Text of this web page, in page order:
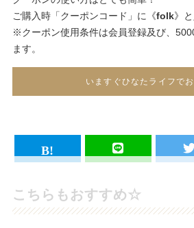
ご購入時「クーポンコード」に《folk》
※クーポン使用条件は会員登録及び、
ます。
いますぐひなたライフで
こちらもおすすめ☆